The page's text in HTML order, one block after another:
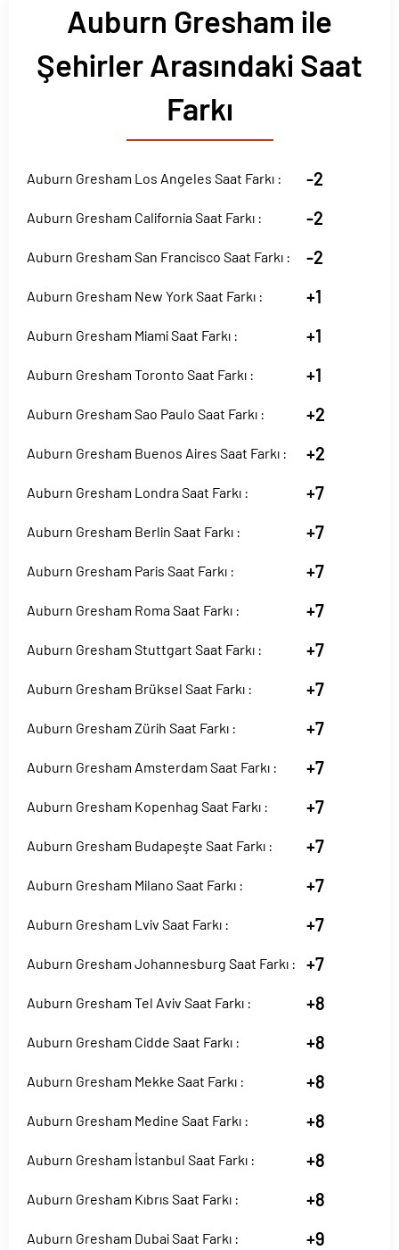
Auburn Gresham ile
Şehirler Arasındaki Saat
Farkı
Auburn Gresham Los Angeles Saat Farkı : -2
Auburn Gresham California Saat Farkı : -2
Auburn Gresham San Francisco Saat Farkı : -2
Auburn Gresham New York Saat Farkı : +1
Auburn Gresham Miami Saat Farkı : +1
Auburn Gresham Toronto Saat Farkı : +1
Auburn Gresham Sao Paulo Saat Farkı : +2
Auburn Gresham Buenos Aires Saat Farkı : +2
Auburn Gresham Londra Saat Farkı : +7
Auburn Gresham Berlin Saat Farkı : +7
Auburn Gresham Paris Saat Farkı : +7
Auburn Gresham Roma Saat Farkı : +7
Auburn Gresham Stuttgart Saat Farkı : +7
Auburn Gresham Brüksel Saat Farkı : +7
Auburn Gresham Zürih Saat Farkı : +7
Auburn Gresham Amsterdam Saat Farkı : +7
Auburn Gresham Kopenhag Saat Farkı : +7
Auburn Gresham Budapeşte Saat Farkı : +7
Auburn Gresham Milano Saat Farkı : +7
Auburn Gresham Lviv Saat Farkı : +7
Auburn Gresham Johannesburg Saat Farkı : +7
Auburn Gresham Tel Aviv Saat Farkı : +8
Auburn Gresham Cidde Saat Farkı : +8
Auburn Gresham Mekke Saat Farkı : +8
Auburn Gresham Medine Saat Farkı : +8
Auburn Gresham İstanbul Saat Farkı : +8
Auburn Gresham Kıbrıs Saat Farkı : +8
Auburn Gresham Dubai Saat Farkı : +9